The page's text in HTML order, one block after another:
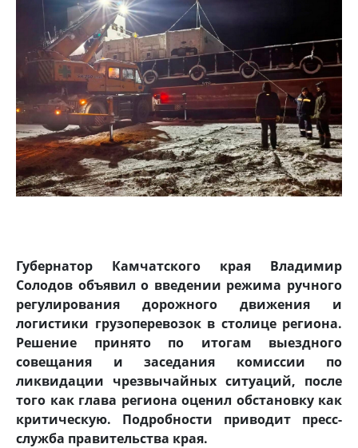
Губернатор Камчатского края Владимир
Солодов объявил о введении режима ручного
регулирования дорожного движения и
логистики грузоперевозок в столице региона.
Решение принято по итогам выездного
совещания и заседания комиссии по
ликвидации чрезвычайных ситуаций, после
того как глава региона оценил обстановку как
критическую. Подробности приводит пресс-
служба правительства края.